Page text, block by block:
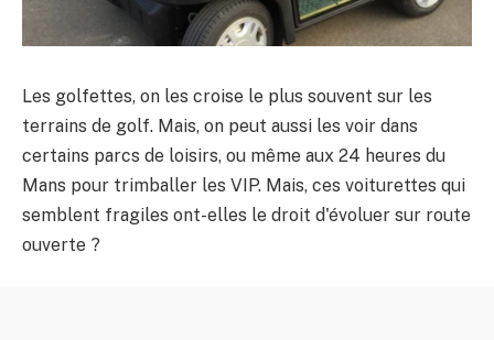
Les golfettes, on les croise le plus souvent sur les
terrains de golf. Mais, on peut aussi les voir dans
certains parcs de loisirs, ou même aux 24 heures du
Mans pour trimballer les VIP. Mais, ces voiturettes qui
semblent fragiles ont-elles le droit d'évoluer sur route
ouverte ?